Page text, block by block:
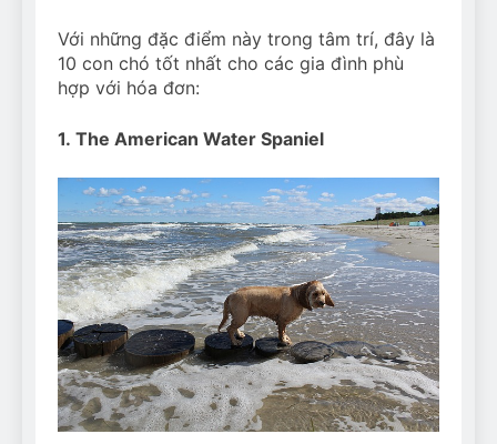
Với những đặc điểm này trong tâm trí, đây là
10 con chó tốt nhất cho các gia đình phù
hợp với hóa đơn:
1. The American Water Spaniel